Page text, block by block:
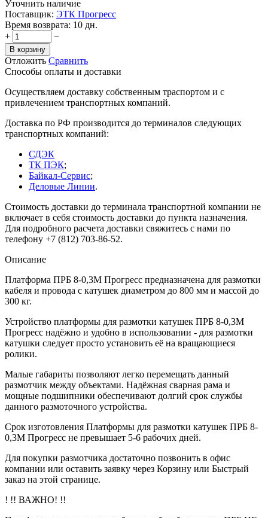
Уточнить наличие
Поставщик: ЭТК Прогресс
Время возврата: 10 дн.
+
−
В корзину
Отложить Сравнить
Способы оплаты и доставки
Осуществляем доставку собственным траспортом и с
привлечением транспортных компаний.
Доставка по РФ производится до терминалов следующих
транспортных компаний:
СДЭК
ТК ПЭК;
Байкал-Сервис;
Деловые Линии.
Стоимость доставки до терминала транспортной компании не
включает в себя стоимость доставки до пункта назначения.
Для подробного расчета доставки свяжитесь с нами по
телефону +7 (812) 703-86-52.
Описание
Платформа ПРБ 8-0,3М Прогресс предназначена для размотки
кабеля и провода с катушек диаметром до 800 мм и массой до
300 кг.
Устройство платформы для размотки катушек ПРБ 8-0,3М
Прогресс надёжно и удобно в использовании - для размотки
катушки следует просто установить её на вращающиеся
ролики.
Малые габариты позволяют легко перемещать данный
размотчик между объектами. Надёжная сварная рама и
мощные подшипники обеспечивают долгий срок службы
данного размоточного устройства.
Срок изготовления Платформы для размотки катушек ПРБ 8-
0,3М Прогресс не превышает 5-6 рабочих дней.
Для покупки размотчика достаточно позвонить в офис
компании или оставить заявку через Корзину или Быстрый
заказ на этой странице.
! !! ВАЖНО! !!